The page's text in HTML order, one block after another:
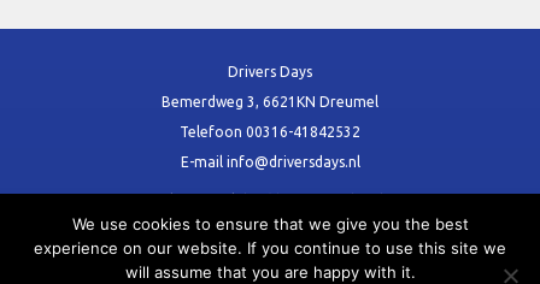
Drivers Days
Bemerdweg 3, 6621KN Dreumel
Telefoon 00316-41842532
E-mail info@driversdays.nl
We use cookies to ensure that we give you the best
experience on our website. If you continue to use this site we
will assume that you are happy with it.